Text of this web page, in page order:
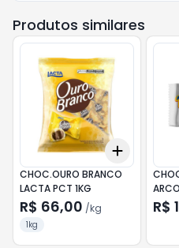
Produtos similares
Add
CHOC.OURO BRANCO
LACTA PCT 1KG
R$ 66,00 /kg
1kg
R$